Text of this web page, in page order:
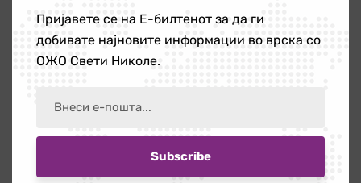
Категории
Пријавете се на Е-билтенот за да ги
добивате најновите информации во врска со
ОЖО Свети Николе.